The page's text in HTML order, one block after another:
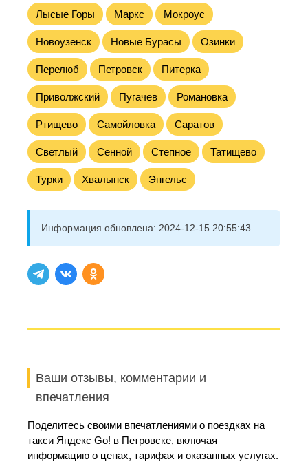
Лысые Горы Маркс Мокроус
Новоузенск Новые Бурасы Озинки
Перелюб Петровск Питерка
Приволжский Пугачев Романовка
Ртищево Самойловка Саратов
Светлый Сенной Степное Татищево
Турки Хвалынск Энгельс
Информация обновлена: 2024-12-15 20:55:43
Ваши отзывы, комментарии и
впечатления
Поделитесь своими впечатлениями о поездках на
такси Яндекс Go! в Петровске, включая
информацию о ценах, тарифах и оказанных услугах.